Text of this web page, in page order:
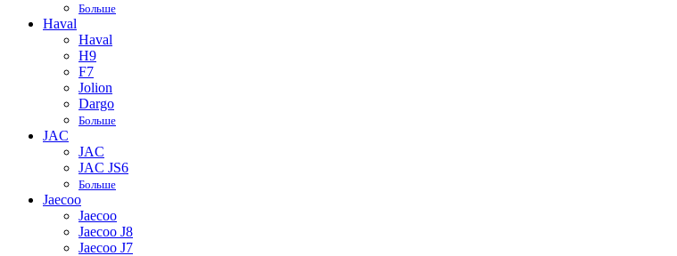
Больше
Haval
Haval
H9
F7
Jolion
Dargo
Больше
JAC
JAC
JAC JS6
Больше
Jaecoo
Jaecoo
Jaecoo J8
Jaecoo J7